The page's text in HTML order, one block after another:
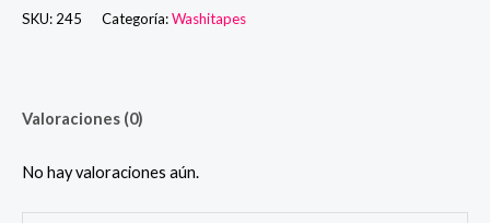
B
SKU: 245 Categoría:Washitapes
Valoraciones (0)
No hay valoraciones aún.